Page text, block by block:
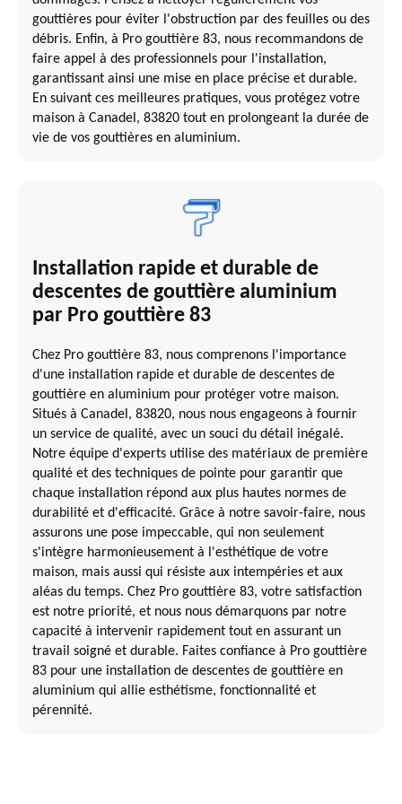
gouttières pour éviter l'obstruction par des feuilles ou des
débris. Enfin, à Pro gouttière 83, nous recommandons de
faire appel à des professionnels pour l'installation,
garantissant ainsi une mise en place précise et durable.
En suivant ces meilleures pratiques, vous protégez votre
maison à Canadel, 83820 tout en prolongeant la durée de
vie de vos gouttières en aluminium.
Installation rapide et durable de
descentes de gouttière aluminium
par Pro gouttière 83
Chez Pro gouttière 83, nous comprenons l'importance
d'une installation rapide et durable de descentes de
gouttière en aluminium pour protéger votre maison.
Situés à Canadel, 83820, nous nous engageons à fournir
un service de qualité, avec un souci du détail inégalé.
Notre équipe d'experts utilise des matériaux de première
qualité et des techniques de pointe pour garantir que
chaque installation répond aux plus hautes normes de
durabilité et d'efficacité. Grâce à notre savoir-faire, nous
assurons une pose impeccable, qui non seulement
s'intègre harmonieusement à l'esthétique de votre
maison, mais aussi qui résiste aux intempéries et aux
aléas du temps. Chez Pro gouttière 83, votre satisfaction
est notre priorité, et nous nous démarquons par notre
capacité à intervenir rapidement tout en assurant un
travail soigné et durable. Faites confiance à Pro gouttière
83 pour une installation de descentes de gouttière en
aluminium qui allie esthétisme, fonctionnalité et
pérennité.